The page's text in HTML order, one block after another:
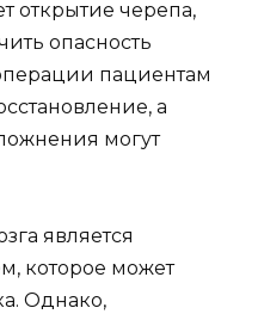
открытие черепа,
опасность
пациентам
а
могут
является
которое может
Однако,